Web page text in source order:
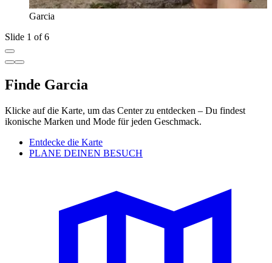
Garcia
Slide 1 of 6
Finde Garcia
Klicke auf die Karte, um das Center zu entdecken – Du findest
ikonische Marken und Mode für jeden Geschmack.
Entdecke die Karte
PLANE DEINEN BESUCH